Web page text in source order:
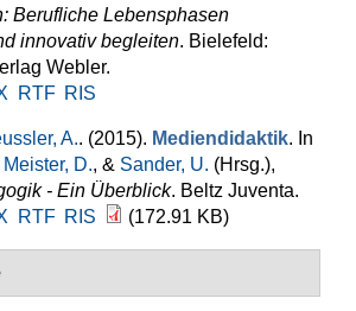
Berufliche Lebensphasen
innovativ begleiten. Bielefeld:
Webler.
RTF RIS
A.. (2015). Mediendidaktik. In
Meister, D., & Sander, U. (Hrsg.),
- Ein Überblick. Beltz Juventa.
RTF RIS (172.91 KB)